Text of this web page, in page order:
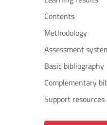
Contents
Methodology
Assessment
Basic bibliography
Complementary
Support